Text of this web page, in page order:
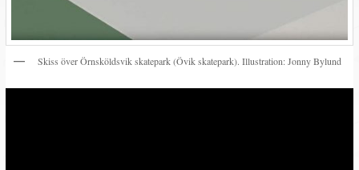
Skiss över Örnsköldsvik skatepark (Övik skatepark). Illustration: Jonny Bylund